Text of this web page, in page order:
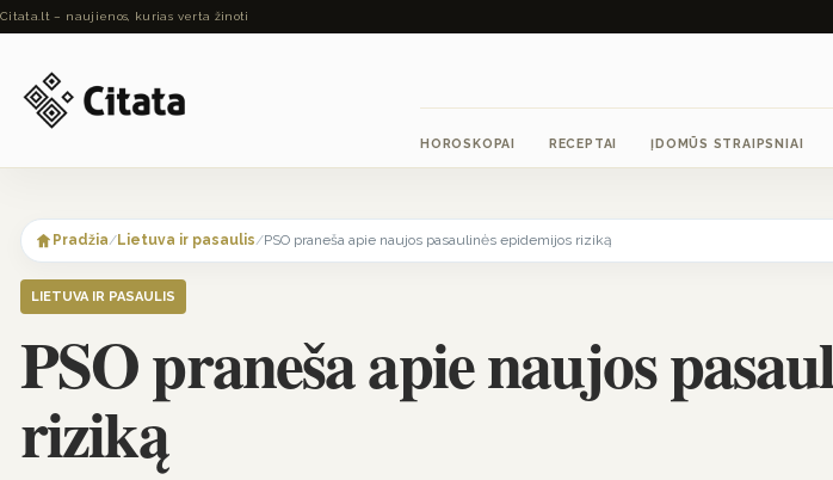
Citata.lt – naujienos, kurias verta žinoti
HOROSKOPAI RECEPTAI ĮDOMŪS STRAIPSNIAI
contentPradžia/Lietuva ir pasaulis/PSO praneša apie naujos pasaulinės epidemijos riziką
LIETUVA IR PASAULIS
PSO praneša apie naujos
riziką